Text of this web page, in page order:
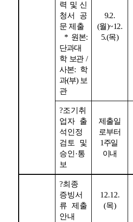
력 및 신
청서 공
문 제출
* 원본:
단과대
학 보관 /
사본: 학
과(부) 보
관
9.2.
(월)~12.
5.(목)
?조기취
업자 출
석인정
검토 및
승인·통
보
제출일
로부터
1주일
이내
?최종
증빙서
류 제출
안내
12.12.
(목)